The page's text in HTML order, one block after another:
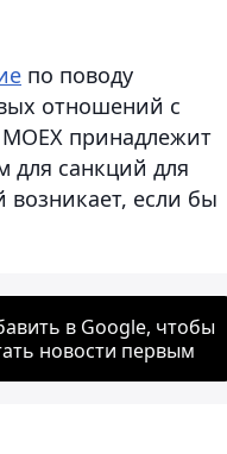
по поводу
отношений с
принадлежит
для санкций для
если бы
в Google, чтобы
новости первым